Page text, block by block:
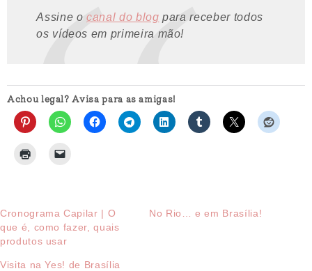
Assine ocanal do blog para receber todos
os vídeos em primeira mão!
Achou legal? Avisa para as amigas!
Cronograma Capilar | O
que é, como fazer, quais
produtos usar
No Rio… e em Brasília!
Visita na Yes! de Brasília